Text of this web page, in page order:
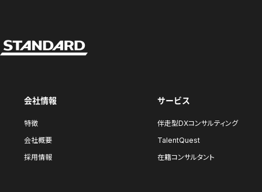
会社情報
特徴
会社概要
採用情報
サービス
伴走型DXコンサルティング
TalentQuest
在籍コンサルタント